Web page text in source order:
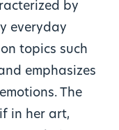
by
everyday
topics such
emphasizes
The
in her art,